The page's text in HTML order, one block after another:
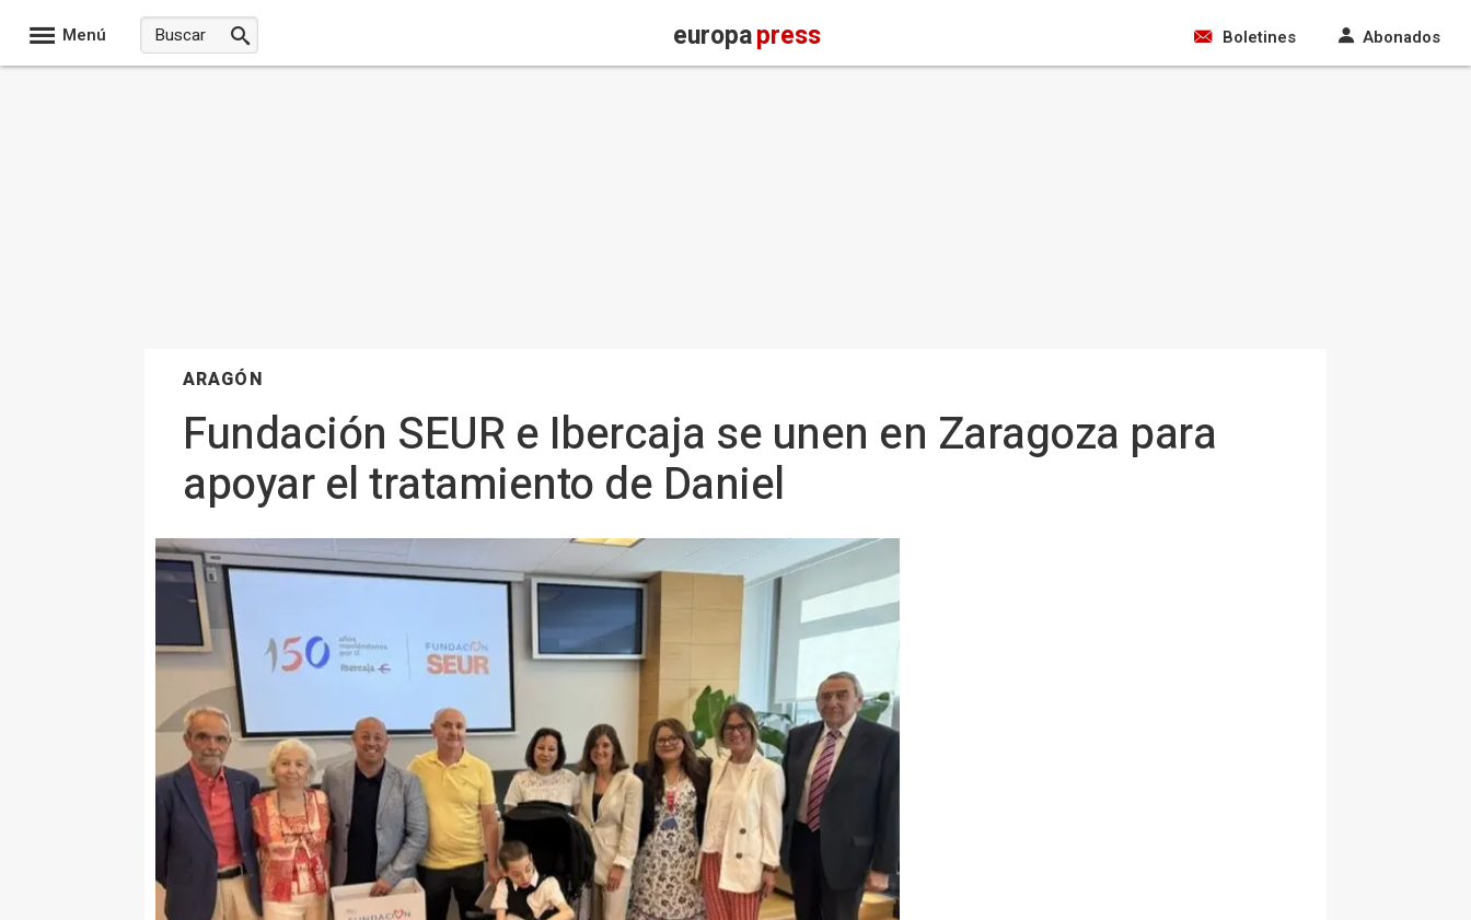
Menú europapress Boletines Abonados
ARAGÓN
Fundación SEUR e Ibercaja se unen en Zaragoza para
apoyar el tratamiento de Daniel